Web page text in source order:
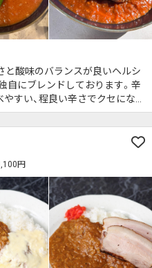
ル席あり テラス席あり
れ・赤ちゃんOK
べるお店
イント貯まる・使える
ー決済可
る
迎 テイクアウトOK
のみ 喫煙席あり
れ・赤ちゃんOK
べるお店
イント貯まる・使える
り
る
と酸味のバランスが良いヘルシ
自にブレンドしております。辛
すい、程良い辛さでクセになる
ピングでお楽しみください。
円